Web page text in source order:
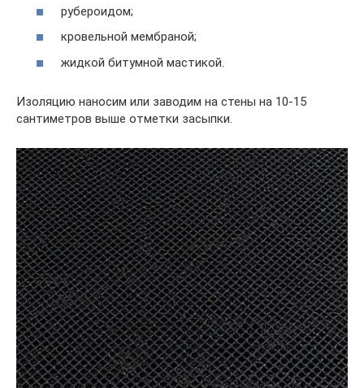
рубероидом;
кровельной мембраной;
жидкой битумной мастикой.
Изоляцию наносим или заводим на стены на 10-15
сантиметров выше отметки засыпки.